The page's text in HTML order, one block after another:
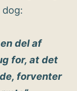
del af
for, at det
forventer